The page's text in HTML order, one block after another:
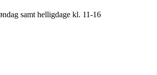
samt helligdage kl. 11-16